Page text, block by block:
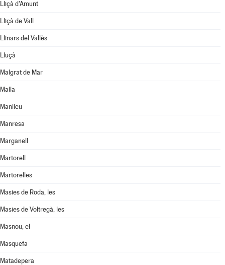
Lliçà d'Amunt
Lliçà de Vall
Llinars del Vallès
Lluçà
Malgrat de Mar
Malla
Manlleu
Manresa
Marganell
Martorell
Martorelles
Masies de Roda, les
Masies de Voltregà, les
Masnou, el
Masquefa
Matadepera